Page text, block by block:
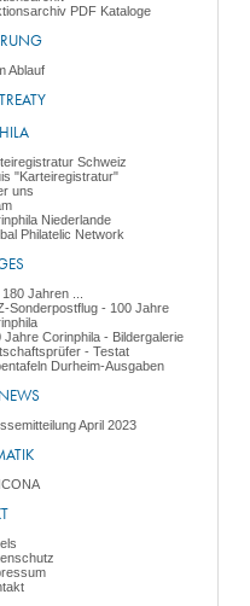
PDF Kataloge
Ablauf
Schweiz
"Karteiregistratur"
uns
Niederlande
Philatelic Network
Jahren ...
Sonderpostflug - 100 Jahre
Jahre Corinphila - Bildergalerie
- Testat
Durheim-Ausgaben
April 2023